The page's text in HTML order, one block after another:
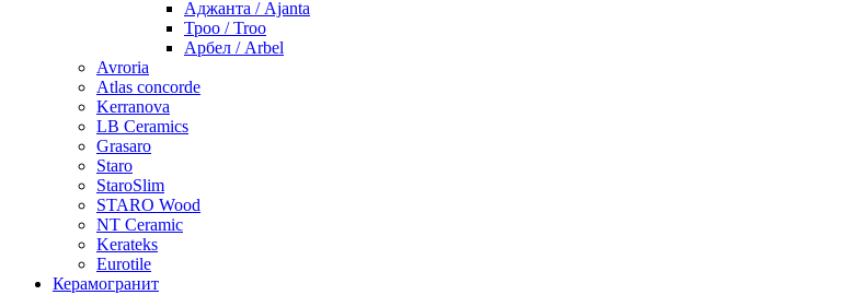
Аджанта / Ajanta
Троо / Troo
Арбел / Arbel
Avroria
Atlas concorde
Kerranova
LB Ceramics
Grasaro
Staro
StaroSlim
STARO Wood
NT Ceramic
Kerateks
Eurotile
Керамогранит